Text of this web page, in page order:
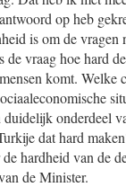
op heb
is om de vragen
de vraag hoe hard
komt. Welke
duidelijk onderdeel
dat hard
hardheid van de
de Minister.